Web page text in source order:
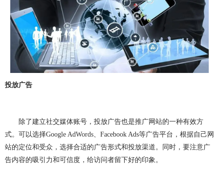
成都app开发 app制作 app软件开发
app开发公司 app制作公司 手机app开发
手机app制作 app开发费用 app制作费用
公司网站制作 企业网站设计 企业建网站
企业做网站 手机网站制作 手机网站建设
投放广告
除了建立社交媒体账号，投放广告也是推广网站的一种有效方
式。可以选择Google AdWords Facebook Ads等广告平台，根据自己网
站的定位和受众，选择合适的广告形式和投放渠道。同时，要注意广
告内容的吸引力和可信度，给访问者留下好的印象。